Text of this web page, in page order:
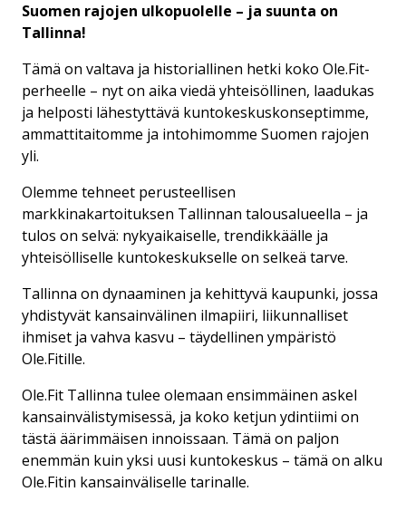
Suomen rajojen ulkopuolelle – ja suunta on
Tallinna!
Tämä on valtava ja historiallinen hetki koko Ole.Fit-
perheelle – nyt on aika viedä yhteisöllinen, laadukas
ja helposti lähestyttävä kuntokeskuskonseptimme,
ammattitaitomme ja intohimomme Suomen rajojen
yli.
Olemme tehneet perusteellisen
markkinakartoituksen Tallinnan talousalueella – ja
tulos on selvä: nykyaikaiselle, trendikkäälle ja
yhteisölliselle kuntokeskukselle on selkeä tarve.
Tallinna on dynaaminen ja kehittyvä kaupunki, jossa
yhdistyvät kansainvälinen ilmapiiri, liikunnalliset
ihmiset ja vahva kasvu – täydellinen ympäristö
Ole.Fitille.
Ole.Fit Tallinna tulee olemaan ensimmäinen askel
kansainvälistymisessä, ja koko ketjun ydintiimi on
tästä äärimmäisen innoissaan. Tämä on paljon
enemmän kuin yksi uusi kuntokeskus – tämä on alku
Ole.Fitin kansainväliselle tarinalle.